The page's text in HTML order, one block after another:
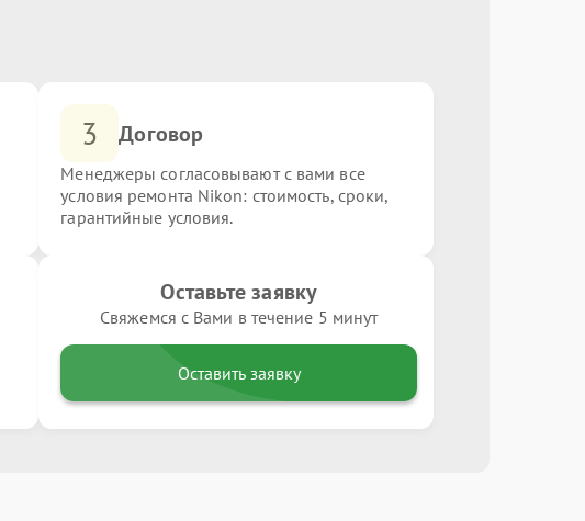
3 Договор
Менеджеры согласовывают с вами все
условия ремонта Nikon: стоимость, сроки,
гарантийные условия.
Оставьте заявку
Свяжемся с Вами в течение 5 минут
Оставить заявку